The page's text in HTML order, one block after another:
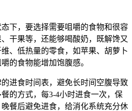
下，要选择需要咀嚼的食物和很容
干果等，还能够喝酸奶，既解馋又
、低热量的零食，如苹果、胡萝卜
的食物能增加饱腹感。
进食时间表，避免长时间空腹导致
的方式，每3-4小时进食一次，保
餐后避免进食，给消化系统充分休